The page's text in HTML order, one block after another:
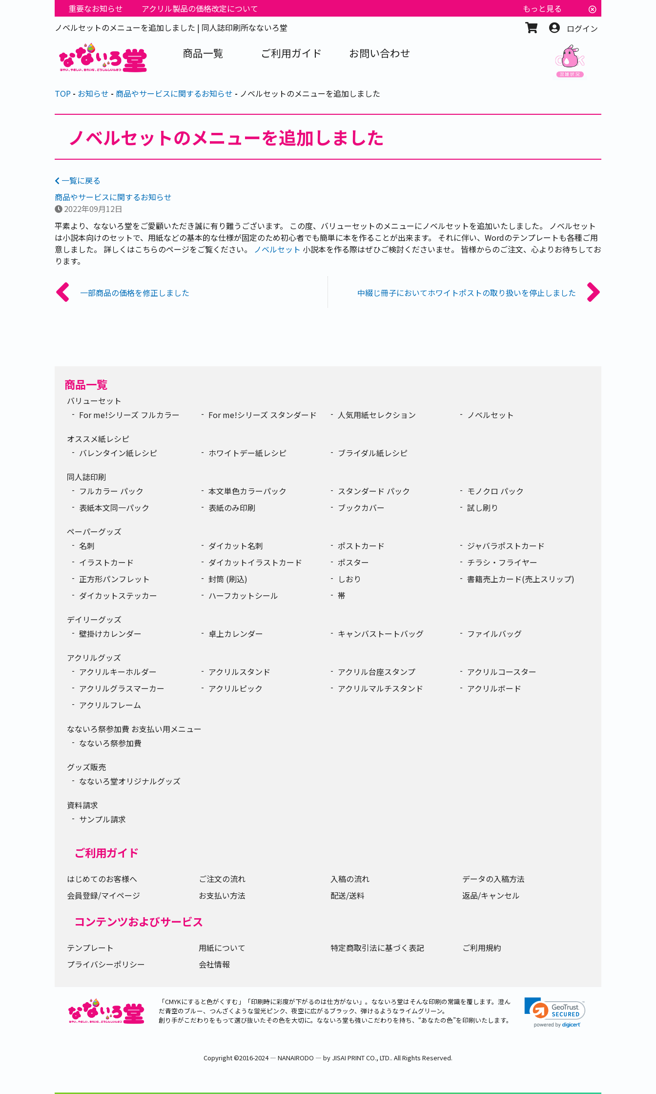
重要なお知らせ アクリル製品の価格改定について
もっと見る
ノベルセットのメニューを追加しました | 同人誌印刷所なないろ堂
ログイン
商品一覧 ご利用ガイド お問い合わせ
TOP お知らせ 商品やサービスに関するお知らせ ノベルセットのメニューを追加しました
ノベルセットのメニューを追加しました
一覧に戻る
商品やサービスに関するお知らせ
2022年09月12日
平素より、なないろ堂をご愛顧いただき誠に有り難うございます。 この度、バリューセットのメニューにノベルセットを追加いたしました。 ノベルセット
は小説本向けのセットで、用紙などの基本的な仕様が固定のため初心者でも簡単に本を作ることが出来ます。 それに伴い、Wordのテンプレートも各種ご用
意しました。 詳しくはこちらのページをご覧ください。 ノベルセット 小説本を作る際はぜひご検討くださいませ。 皆様からのご注文、心よりお待ちしてお
ります。
一部商品の価格を修正しました 中綴じ冊子においてホワイトポストの取り扱いを停止しました
商品一覧
バリューセット
For me!シリーズ フルカラー
For me!シリーズ スタンダード 人気用紙セレクション ノベルセット
オススメ紙レシピ
バレンタイン紙レシピ
ホワイトデー紙レシピ ブライダル紙レシピ
同人誌印刷
フルカラー パック
本文単色カラーパック スタンダード パック
モノクロ パック
表紙本文同一パック
表紙のみ印刷 ブックカバー 試し刷り
ペーパーグッズ
名刺
ダイカット名刺 ポストカード
ジャバラポストカード
イラストカード
ダイカットイラストカード ポスター
チラシ・フライヤー
正方形パンフレット
封筒 (刷込) しおり
書籍売上カード(売上スリップ)
ダイカットステッカー
ハーフカットシール 帯
デイリーグッズ
壁掛けカレンダー
卓上カレンダー キャンバストートバッグ ファイルバッグ
アクリルグッズ
アクリルキーホルダー
アクリルスタンド アクリル台座スタンプ
アクリルコースター
アクリルグラスマーカー
アクリルピック アクリルマルチスタンド
アクリルボード
アクリルフレーム
なないろ祭参加費 お支払い用メニュー
なないろ祭参加費
グッズ販売
なないろ堂オリジナルグッズ
資料請求
サンプル請求
ご利用ガイド
はじめてのお客様へ ご注文の流れ 入稿の流れ
データの入稿方法
会員登録/マイページ
お支払い方法 配送/送料 返品/キャンセル
コンテンツおよびサービス
テンプレート 用紙について 特定商取引法に基づく表記
ご利用規約
プライバシーポリシー
会社情報
「CMYKにすると色がくすむ」「印刷時に彩度が下がるのは仕方がない」。なないろ堂はそんな印刷の常識を覆します。澄ん
だ青空のブルー、つんざくような蛍光ピンク、夜空に広がるブラック、弾けるようなライムグリーン。
創り手がこだわりをもって選び抜いたその色を大切に。なないろ堂も強いこだわりを持ち、“あなたの色”を印刷いたします。
Copyright ©2016-2024 ― NANAIRODO ― by JISAI PRINT CO., LTD.. All Rights Reserved.